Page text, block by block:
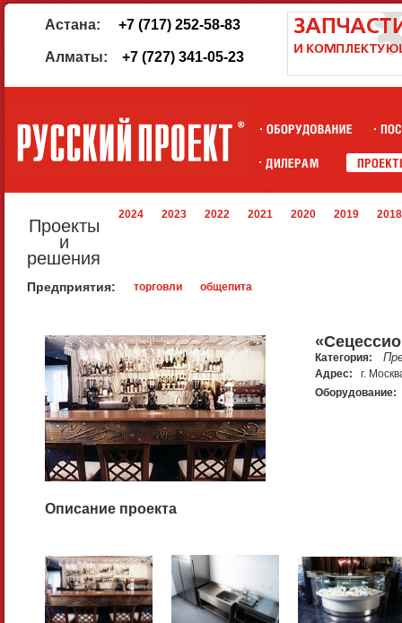
Астана: +7 (717) 252-58-83
Алматы: +7 (727) 341-05-23
Проекты
и
решения
2024 2023 2022 2021 2020 2019 2018
Предприятия: торговли общепита
Категория:
Адрес:
г.
Оборудование:
Описание проекта